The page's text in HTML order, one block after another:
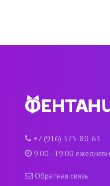
+7 (916) 375-80-63
9.00–19.00
Обратная связь